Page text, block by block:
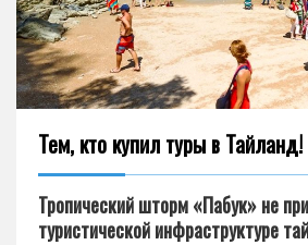
Тем, кто купил туры в Тайланд!
Тропический шторм «Пабук» не
туристической инфраструктуре